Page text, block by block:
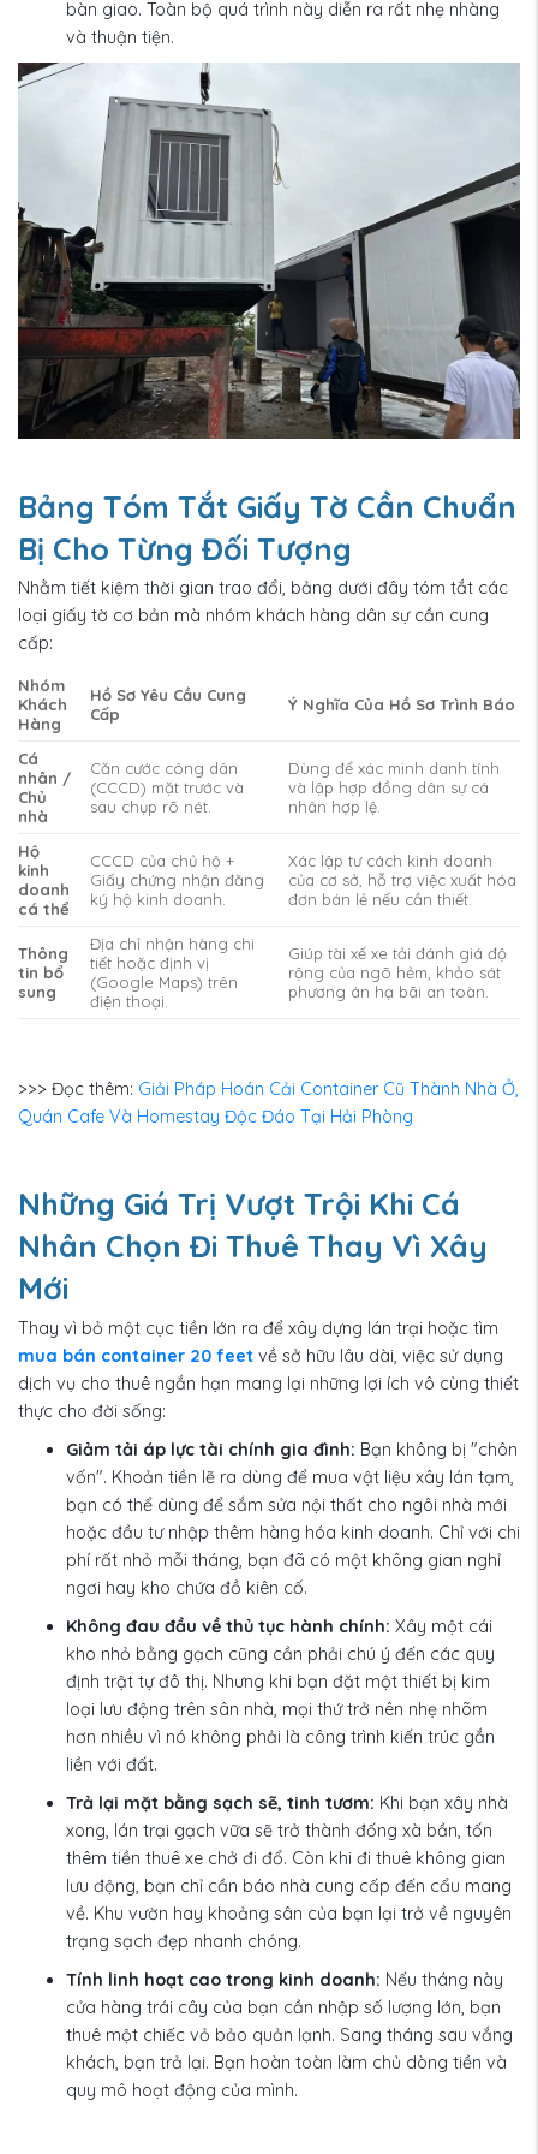
bàn giao. Toàn bộ quá trình này diễn ra rất nhẹ nhàng
và thuận tiện.
Bảng Tóm Tắt Giấy Tờ Cần Chuẩn
Bị Cho Từng Đối Tượng
Nhằm tiết kiệm thời gian trao đổi, bảng dưới đây tóm tắt các
loại giấy tờ cơ bản mà nhóm khách hàng dân sự cần cung
cấp:
Nhóm
Khách
Hàng
Hồ Sơ Yêu Cầu Cung
Cấp
Ý Nghĩa Của Hồ Sơ Trình Báo
Cá
nhân /
Chủ
nhà
Căn cước công dân
(CCCD) mặt trước và
sau chụp rõ nét.
Dùng để xác minh danh tính
và lập hợp đồng dân sự cá
nhân hợp lệ.
Hộ
kinh
doanh
cá thể
CCCD của chủ hộ +
Giấy chứng nhận đăng
ký hộ kinh doanh.
Xác lập tư cách kinh doanh
của cơ sở, hỗ trợ việc xuất hóa
đơn bán lẻ nếu cần thiết.
Thông
tin bổ
sung
Địa chỉ nhận hàng chi
tiết hoặc định vị
(Google Maps) trên
điện thoại.
Giúp tài xế xe tải đánh giá độ
rộng của ngõ hẻm, khảo sát
phương án hạ bãi an toàn.
>>> Đọc thêm: Giải Pháp Hoán Cải Container Cũ Thành Nhà Ở,
Quán Cafe Và Homestay Độc Đáo Tại Hải Phòng
Những Giá Trị Vượt Trội Khi Cá
Nhân Chọn Đi Thuê Thay Vì Xây
Mới
Thay vì bỏ một cục tiền lớn ra để xây dựng lán trại hoặc tìm
mua bán container 20 feet về sở hữu lâu dài, việc sử dụng
dịch vụ cho thuê ngắn hạn mang lại những lợi ích vô cùng thiết
thực cho đời sống:
Giảm tải áp lực tài chính gia đình: Bạn không bị "chôn
vốn". Khoản tiền lẽ ra dùng để mua vật liệu xây lán tạm,
bạn có thể dùng để sắm sửa nội thất cho ngôi nhà mới
hoặc đầu tư nhập thêm hàng hóa kinh doanh. Chỉ với chi
phí rất nhỏ mỗi tháng, bạn đã có một không gian nghỉ
ngơi hay kho chứa đồ kiên cố.
Không đau đầu về thủ tục hành chính: Xây một cái
kho nhỏ bằng gạch cũng cần phải chú ý đến các quy
định trật tự đô thị. Nhưng khi bạn đặt một thiết bị kim
loại lưu động trên sân nhà, mọi thứ trở nên nhẹ nhõm
hơn nhiều vì nó không phải là công trình kiến trúc gắn
liền với đất.
Trả lại mặt bằng sạch sẽ, tinh tươm: Khi bạn xây nhà
xong, lán trại gạch vữa sẽ trở thành đống xà bần, tốn
thêm tiền thuê xe chở đi đổ. Còn khi đi thuê không gian
lưu động, bạn chỉ cần báo nhà cung cấp đến cẩu mang
về. Khu vườn hay khoảng sân của bạn lại trở về nguyên
trạng sạch đẹp nhanh chóng.
Tính linh hoạt cao trong kinh doanh: Nếu tháng này
cửa hàng trái cây của bạn cần nhập số lượng lớn, bạn
thuê một chiếc vỏ bảo quản lạnh. Sang tháng sau vắng
khách, bạn trả lại. Bạn hoàn toàn làm chủ dòng tiền và
quy mô hoạt động của mình.